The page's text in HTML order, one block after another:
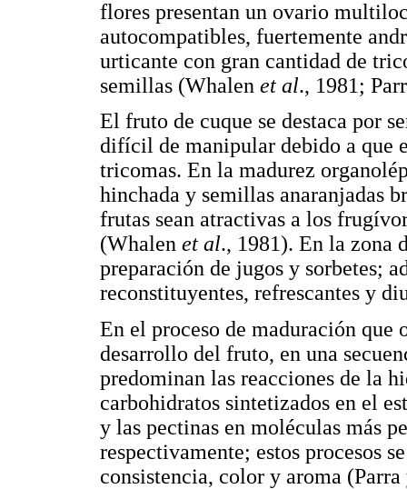
flores presentan un ovario
autocompatibles, fuertemente
urticante con gran cantidad de
semillas (Whalen et al., 1981;
El fruto de cuque se destaca por
difícil de manipular debido a que
tricomas. En la madurez
hinchada y semillas anaranjadas
frutas sean atractivas a los
(Whalen et al., 1981). En la zona
preparación de jugos y sorbetes;
reconstituyentes, refrescantes y
En el proceso de maduración
desarrollo del fruto, en una
predominan las reacciones de la
carbohidratos sintetizados en el
y las pectinas en moléculas más
respectivamente; estos procesos
consistencia, color y aroma